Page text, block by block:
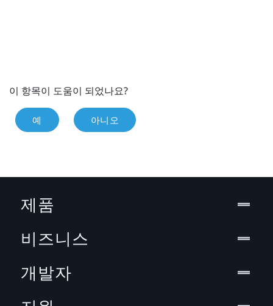
이 항목이 도움이 되었나요?
예 아니오
제품
비즈니스
개발자